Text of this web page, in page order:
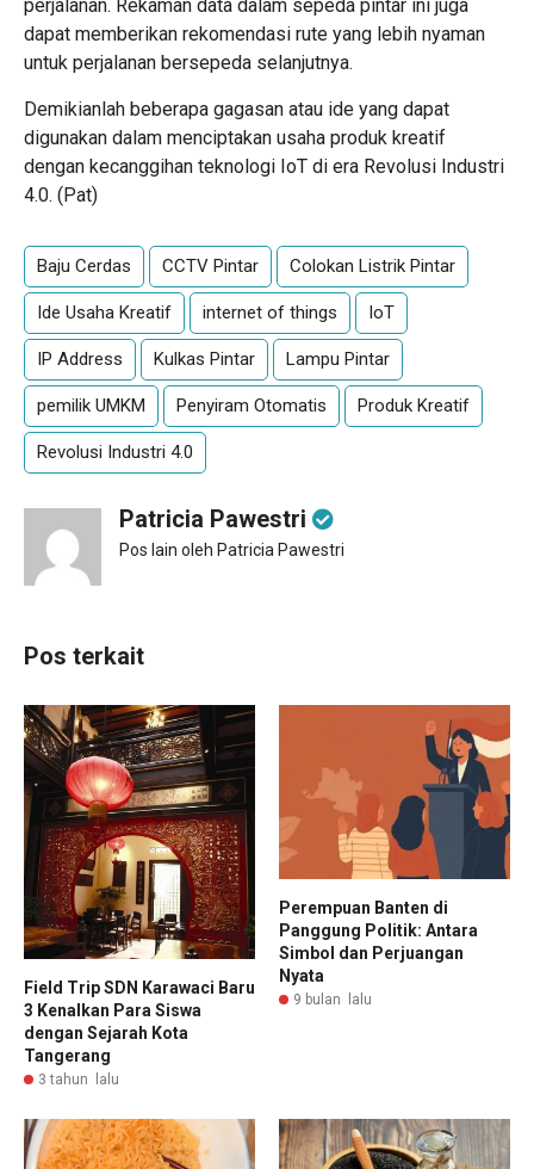
perjalanan. Rekaman data dalam sepeda pintar ini juga
dapat memberikan rekomendasi rute yang lebih nyaman
untuk perjalanan bersepeda selanjutnya.
Demikianlah beberapa gagasan atau ide yang dapat
digunakan dalam menciptakan usaha produk kreatif
dengan kecanggihan teknologi IoT di era Revolusi Industri
4.0. (Pat)
Baju Cerdas CCTV Pintar Colokan Listrik Pintar
Ide Usaha Kreatif internet of things IoT
IP Address Kulkas Pintar Lampu Pintar
pemilik UMKM Penyiram Otomatis Produk Kreatif
Revolusi Industri 4.0
Patricia Pawestri
Pos lain oleh Patricia Pawestri
Pos terkait
Field Trip SDN Karawaci Baru
3 Kenalkan Para Siswa
dengan Sejarah Kota
Tangerang
3 tahun lalu
Perempuan Banten di
Panggung Politik: Antara
Simbol dan Perjuangan
Nyata
9 bulan lalu